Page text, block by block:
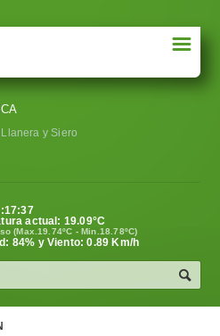
☰
y Siero
actual: 19.09°C
(Max.19.74ºC - Min.18.78ºC)
84% y Viento: 0.89 Km/h